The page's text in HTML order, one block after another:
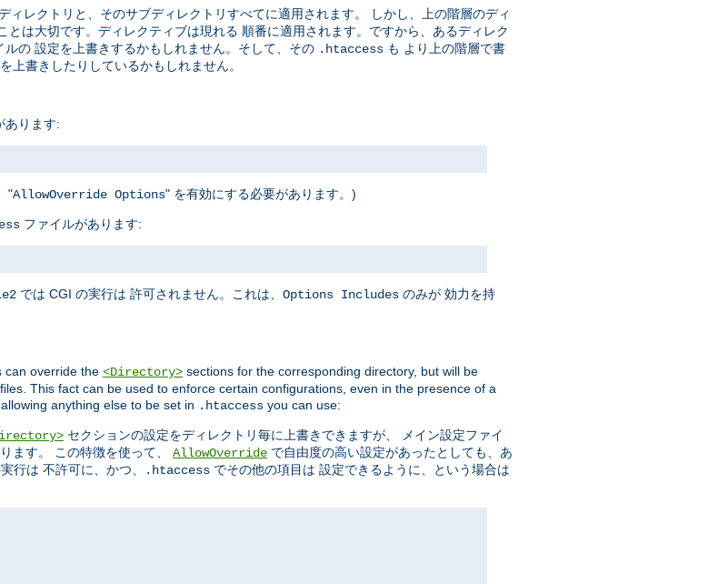
ィレクトリと、そのサブディレクトリすべてに適用されます。 しかし、上の階層のディ
は大切です。ディレクティブは現れる 順番に適用されます。ですから、あるディレク
ルの 設定を上書きするかもしれません。そして、その .htaccess も より上の階層で書
上書きしたりしているかもしれません。
あります:
"AllowOverride Options" を有効にする必要があります。)
ファイルがあります:
では CGI の実行は 許可されません。これは、 Options Includes のみが 効力を持
can override the <Directory> sections for the corresponding directory, but will be
This fact can be used to enforce certain configurations, even in the presence of a
anything else to be set in .htaccess you can use:
セクションの設定をディレクトリ毎に上書きできますが、 メイン設定ファイ
ます。 この特徴を使って、 AllowOverride で自由度の高い設定があったとしても、あ
行は 不許可に、かつ、
.htaccess でその他の項目は 設定できるように、という場合は